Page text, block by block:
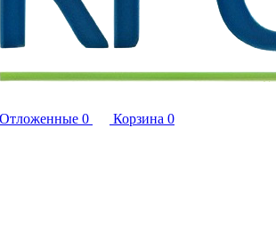
Отложенные 0 Корзина 0